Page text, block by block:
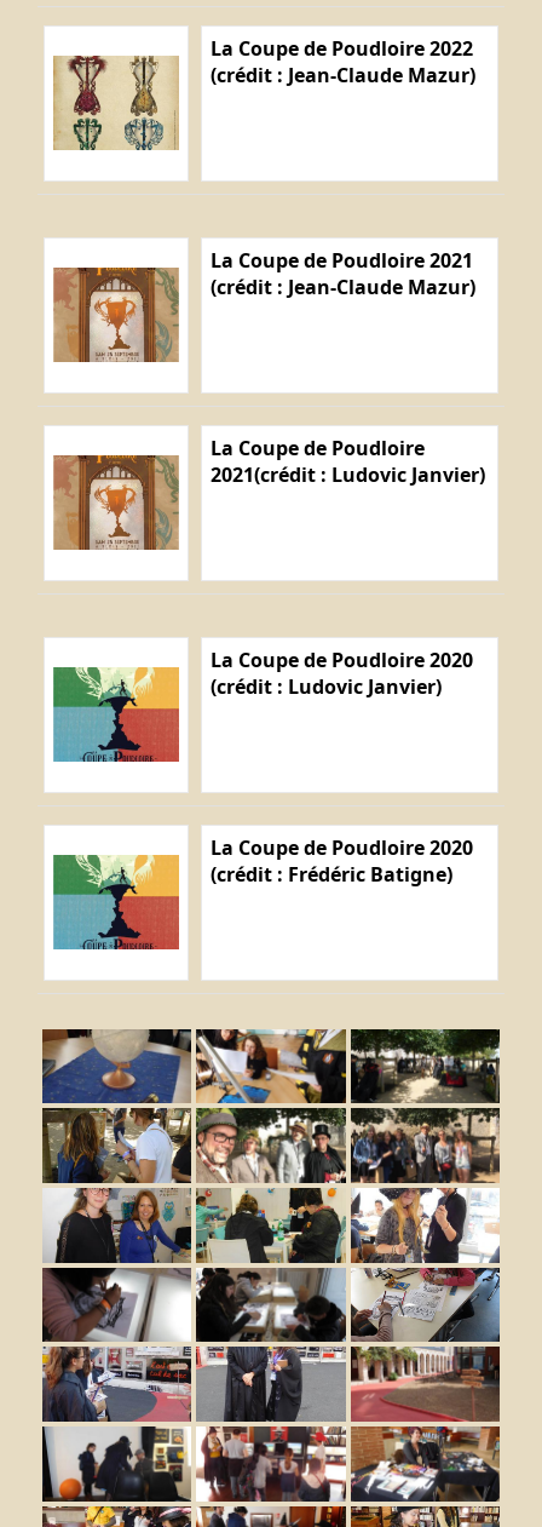
La Coupe de Poudloire 2022
(crédit : Jean-Claude Mazur)
La Coupe de Poudloire 2021
(crédit : Jean-Claude Mazur)
La Coupe de Poudloire
2021(crédit : Ludovic Janvier)
La Coupe de Poudloire 2020
(crédit : Ludovic Janvier)
La Coupe de Poudloire 2020
(crédit : Frédéric Batigne)